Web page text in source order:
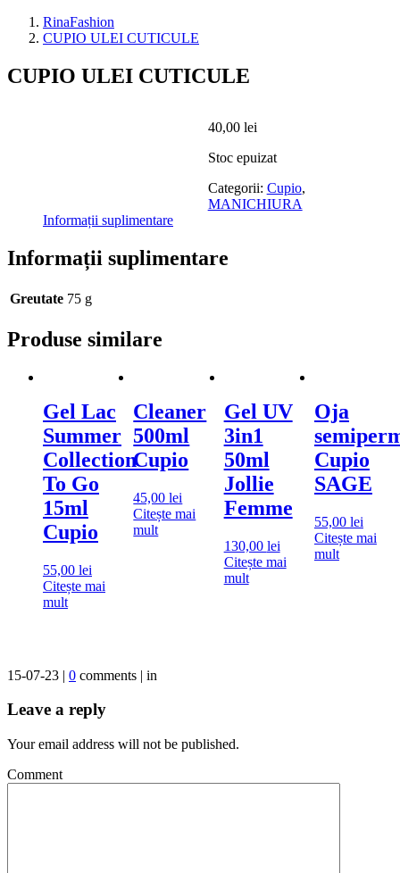
RinaFashion
CUPIO ULEI CUTICULE
CUPIO ULEI CUTICULE
40,00 lei
Stoc epuizat
Categorii: Cupio,
MANICHIURA
Informații suplimentare
Informații suplimentare
Greutate 75 g
Produse similare
Gel Lac
Summer
Collection
To Go
15ml
Cupio
55,00 lei
Citește mai
mult
Cleaner
500ml
Cupio
45,00lei
Citește mai
mult
Gel UV
3in1
50ml
Jollie
Femme
130,00 lei
Citește mai
mult
Oja
Cupio
SAGE
55,00 lei
Citește mai
mult
15-07-23 | 0 comments | in
Leave a reply
Your email address will not be published.
Comment